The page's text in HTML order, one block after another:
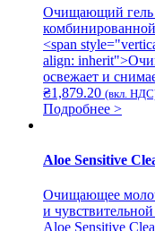
Очищающий гель
<span
align:
освежает и
₴1,879.20 (вкл.
Подробнее >
Aloe Sensitive
Очищающее
и
Aloe Sensitive